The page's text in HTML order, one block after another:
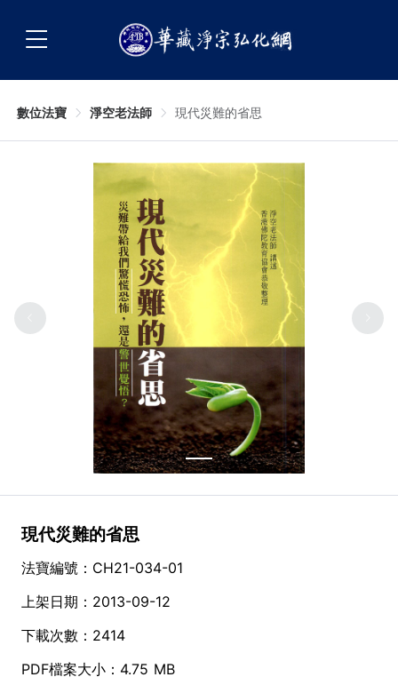
數位法寶 淨空老法師 現代災難的省思
現代災難的省思
法寶編號：CH21-034-01
上架日期：2013-09-12
下載次數：2414
PDF檔案大小：4.75 MB